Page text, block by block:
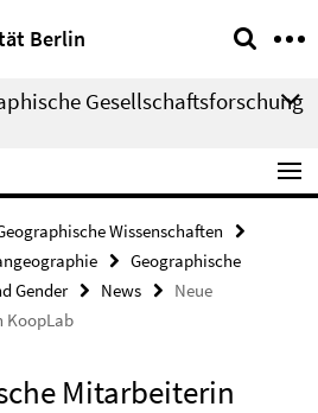
Berlin
Gesellschaftsforschung
Wissenschaften
Geographische
Gender
News
Neue
KoopLab
Mitarbeiterin